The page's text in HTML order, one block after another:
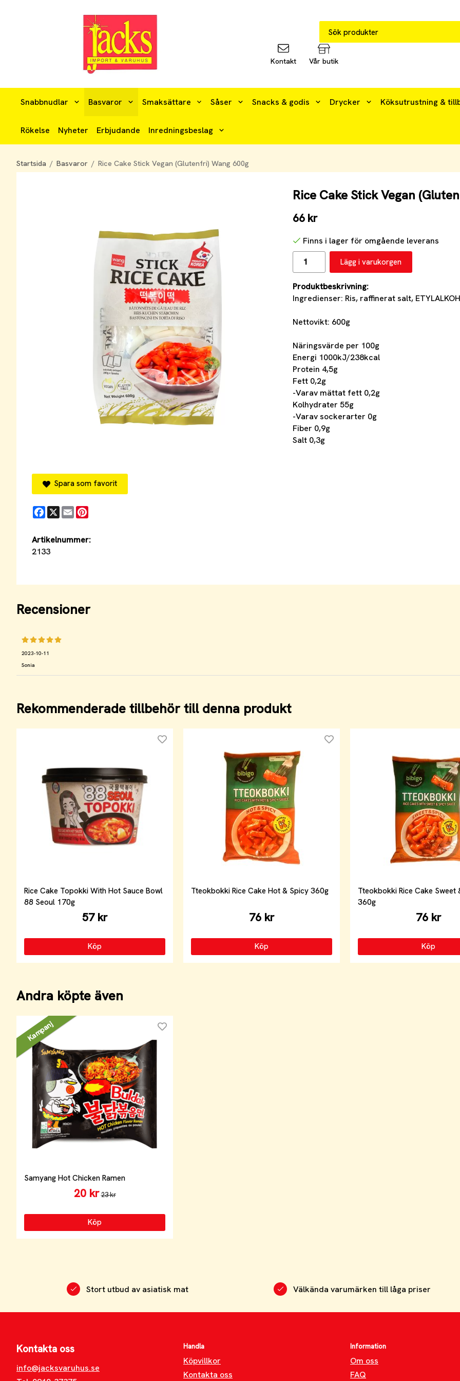
Kontakt Vår butik
Snabbnudlar Basvaror Smaksättare Såser Snacks & godis Drycker Köksutrustning &
Rökelse Nyheter Erbjudande Inredningsbeslag
Startsida / Basvaror / Rice Cake Stick Vegan (Glutenfri) Wang 600g
Rice Cake Stick Vegan
66 kr
Finns i lager för omgående leverans
Lägg i varukorgen
Produktbeskrivning:
Ingredienser: Ris, raffinerat salt,
Nettovikt: 600g
Näringsvärde per 100g
Energi 1000kJ/238kcal
Protein 4,5g
Fett 0,2g
-Varav mättat fett 0,2g
Kolhydrater 55g
-Varav sockerarter 0g
Fiber 0,9g
Salt 0,3g
Spara som favorit
Facebook
X Email
Artikelnummer:
2133
Recensioner
2023-10-11
Sonia
Rekommenderade tillbehör till denna produkt
Rice Cake Topokki With Hot Sauce Bowl
88 Seoul 170g
57 kr
Köp
Tteokbokki Rice Cake Hot & Spicy 360g
76 kr
Köp
Tteokbokki Rice Cake Sweet
360g
76 kr
Köp
Andra köpte även
Kampanj
Samyang Hot Chicken Ramen
20 kr 23 kr
Köp
Stort utbud av asiatisk mat Välkända varumärken till låga priser
Kontakta oss
info@jacksvaruhus.se
Handla
Köpvillkor
Kontakta oss
Information
Om oss
FAQ